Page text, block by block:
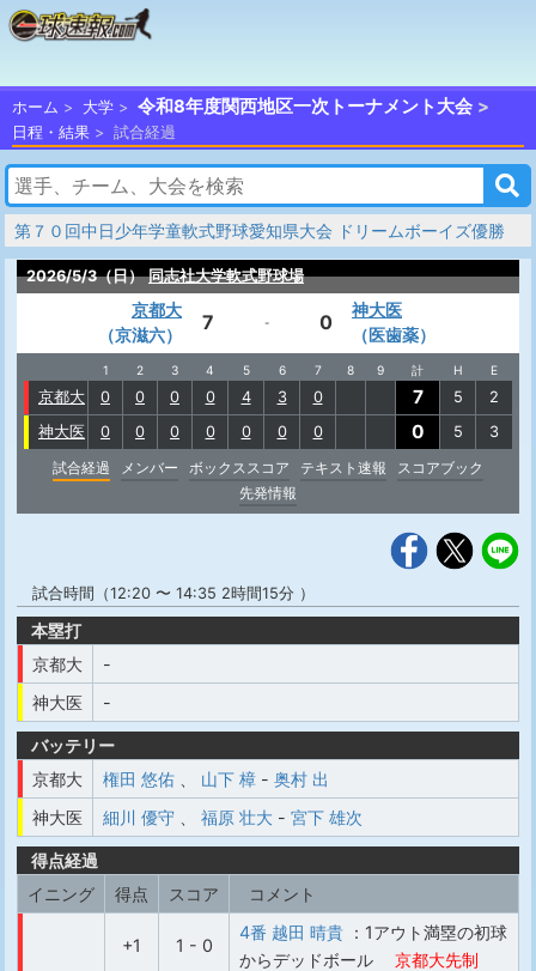
ホーム 大学 令和8年度関西地区一次トーナメント大会
日程・結果 試合経過
第７０回中日少年学童軟式野球愛知県大会 ドリームボーイズ優勝
2026/5/3（日） 同志社大学軟式野球場
京都大
（京滋六）
7 - 0
神大医
（医歯薬）
1 2 3 4 5 6 7 8 9 計 H E
京都大 0 0 0 0 4 3 0 7 5
2
神大医
0 0 0 0 0 0 0 0 5
3
試合経過
メンバー ボックススコア テキスト速報
スコアブック
先発情報
試合時間（12:20 〜 14:35 2時間15分 ）
本塁打
京都大
-
神大医
-
バッテリー
京都大
権田 悠佑 山下 樟 - 奥村 出
神大医
細川 優守 福原 壮大 - 宮下 雄次
得点経過
イニング
得点 スコア コメント
+1 1 - 0
4番 越田 晴貴 ：1アウト満塁の初球
からデッドボール
京都大先制